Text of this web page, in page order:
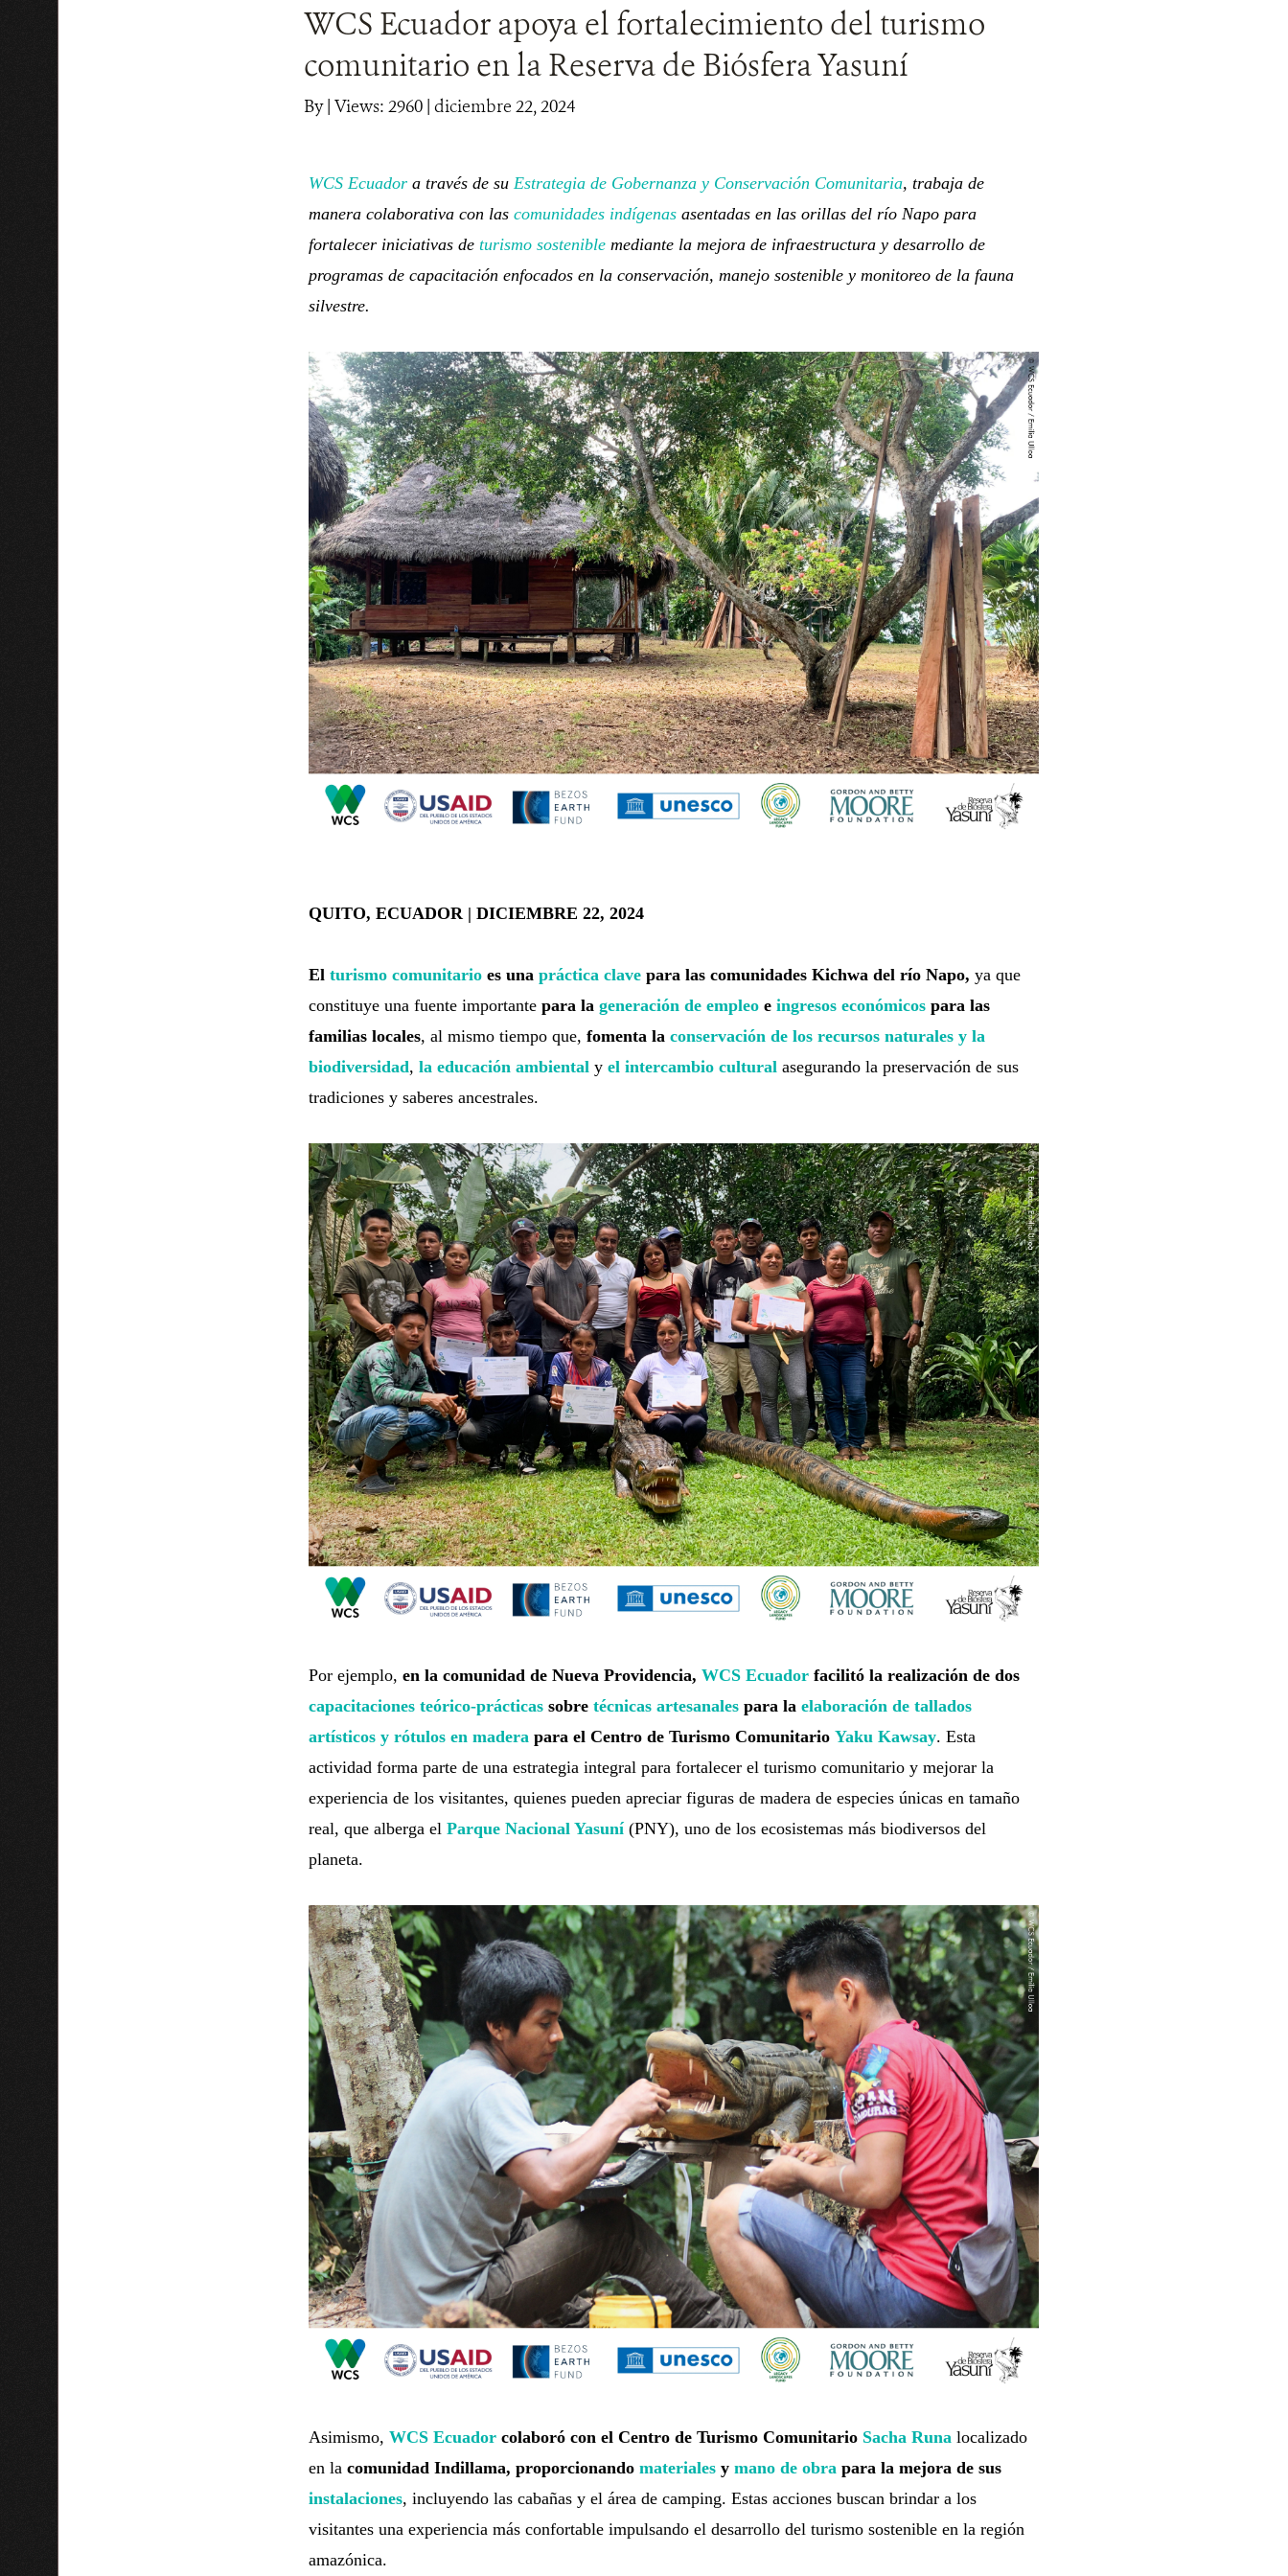
WCS Ecuador apoya el fortalecimiento del turismo
comunitario en la Reserva de Biósfera Yasuní
By| Views: 2960| diciembre 22, 2024
WCS Ecuadora través de su Estrategia de Gobernanza y Conservación Comunitaria, trabaja de
manera colaborativa con las comunidades indígenasasentadas en las orillas del río Napo para
fortalecer iniciativas de turismo sosteniblemediante la mejora de infraestructura y desarrollo de
programas de capacitación enfocados en la conservación, manejo sostenible y monitoreo de la fauna
silvestre.
QUITO, ECUADOR | DICIEMBRE 22, 2024
El turismo comunitarioes una práctica clave para las comunidades Kichwa del río Napo, ya que
constituye una fuente importante para la generación de empleoe ingresos económicospara las
familias locales, al mismo tiempo que, fomenta la conservación de los recursos naturales y la
biodiversidad, la educación ambiental y el intercambio cultural asegurando la preservación de sus
tradiciones y saberes ancestrales.
Por ejemplo, en la comunidad de Nueva Providencia, WCS Ecuadorfacilitó la realización de dos
capacitaciones teórico-prácticassobre técnicas artesanales para la elaboración de tallados
artísticos y rótulos en madera para el Centro de Turismo Comunitario Yaku Kawsay. Esta
actividad forma parte de una estrategia integral para fortalecer el turismo comunitario y mejorar la
experiencia de los visitantes, quienes pueden apreciar figuras de madera de especies únicas en tamaño
real, que alberga el Parque Nacional Yasuní(PNY), uno de los ecosistemas más biodiversos del
planeta.
Asimismo, WCS Ecuador colaboró con el Centro de Turismo ComunitarioSacha Runa localizado
en la comunidad Indillama, proporcionando materialesy mano de obra para la mejora de sus
instalaciones, incluyendo las cabañas y el área de camping. Estas acciones buscan brindar a los
visitantes una experiencia más confortable impulsando el desarrollo del turismo sostenible en la región
amazónica.